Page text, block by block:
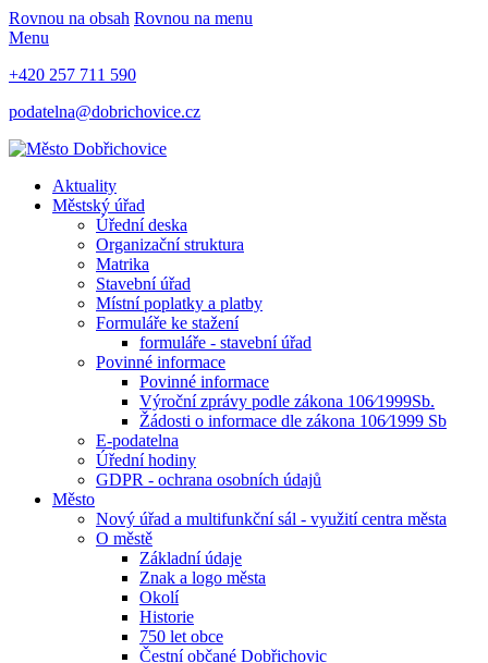
Rovnou na obsah Rovnou na menu
Menu
+420 257 711 590
podatelna@dobrichovice.cz
Aktuality
Městský úřad
Úřední deska
Organizační struktura
Matrika
Stavební úřad
Místní poplatky a platby
Formuláře ke stažení
formuláře - stavební úřad
Povinné informace
Povinné informace
Výroční zprávy podle zákona 106⁄1999Sb.
Žádosti o informace dle zákona 106⁄1999 Sb
E-podatelna
Úřední hodiny
GDPR - ochrana osobních údajů
Město
Nový úřad a multifunkční sál - využití centra města
O městě
Základní údaje
Znak a logo města
Okolí
Historie
750 let obce
Čestní občané Dobřichovic